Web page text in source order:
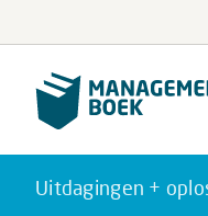
Uitdagingen +